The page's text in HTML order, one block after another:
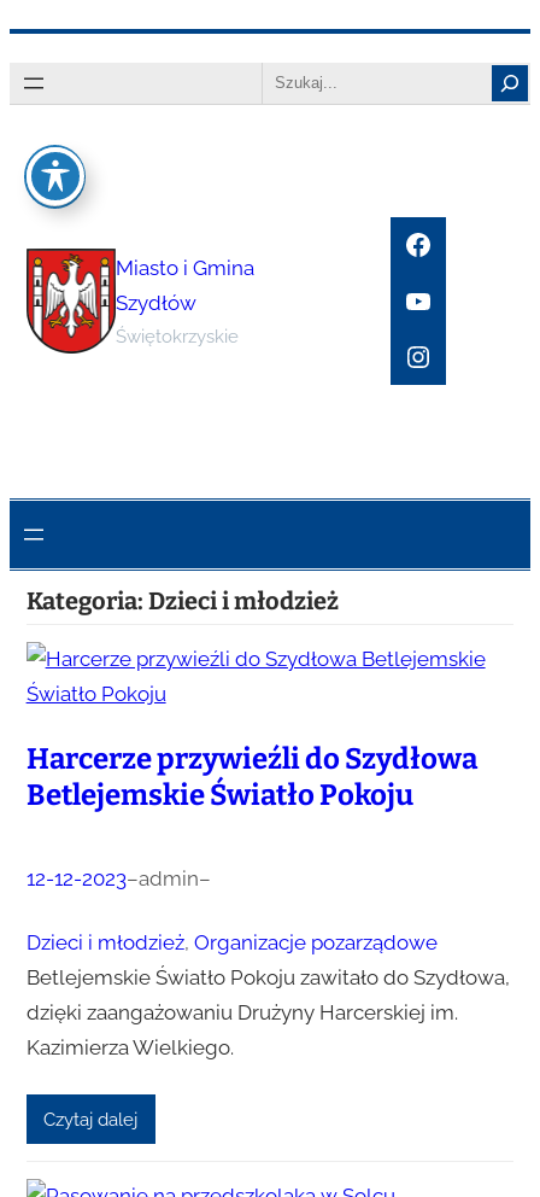
do
Search
Miasto i Gmina
Szydłów
Świętokrzyskie
Facebook
YouTube
Instagram
Kategoria: Dzieci i młodzież
Harcerze przywieźli do Szydłowa
Betlejemskie Światło Pokoju
12-12-2023–admin–
Dzieci i młodzież, Organizacje pozarządowe
Betlejemskie Światło Pokoju zawitało do Szydłowa,
dzięki zaangażowaniu Drużyny Harcerskiej im.
Kazimierza Wielkiego.
Czytaj dalej